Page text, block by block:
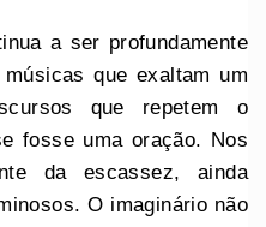
a ser profundamente
que exaltam um
que repetem o
fosse uma oração. Nos
da escassez, ainda
O imaginário não